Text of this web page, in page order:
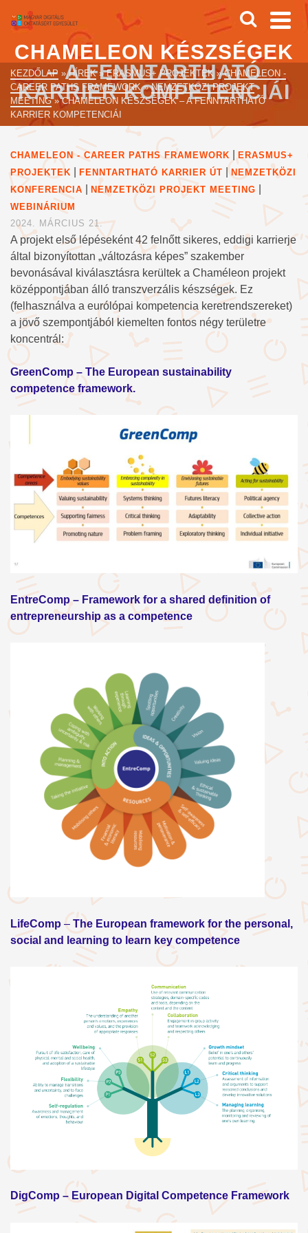
CHAMELEON KÉSZSÉGEK
– A FENNTARTHATÓ
KARRIER KOMPETENCIÁI
KEZDŐLAP » HÍREK » ERASMUS+ PROJEKTEK » CHAMELEON -
CAREER PATHS FRAMEWORK » NEMZETKÖZI PROJEKT
MEETING » CHAMELEON KÉSZSÉGEK – A FENNTARTHATÓ
KARRIER KOMPETENCIÁI
CHAMELEON - CAREER PATHS FRAMEWORK
ERASMUS+
PROJEKTEK
FENNTARTHATÓ KARRIER ÚT |NEMZETKÖZI
KONFERENCIA
NEMZETKÖZI PROJEKT MEETING
WEBINÁRIUM
2024. MÁRCIUS 21.
A projekt első lépéseként 42 felnőtt sikeres, eddigi karrierje
által bizonyítottan „változásra képes” szakember
bevonásával kiválasztásra kerültek a Chaméleon projekt
középpontjában álló transzverzális készségek. Ez
(felhasználva a eurólópai kompetencia keretrendszereket)
a jövő szempontjából kiemelten fontos négy területre
koncentrál:
GreenComp – The European sustainability
competence framework.
EntreComp – Framework for a shared definition of
entrepreneurship as a competence
LifeComp – The European framework for the personal,
social and learning to learn key competence
DigComp – European Digital Competence Framework